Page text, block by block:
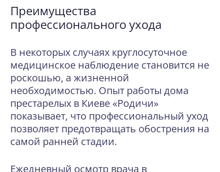
Преимущества
профессионального ухода
В некоторых случаях круглосуточное
медицинское наблюдение становится не
роскошью, а жизненной
необходимостью. Опыт работы дома
престарелых в Киеве «Родичи»
показывает, что профессиональный уход
позволяет предотвращать обострения на
самой ранней стадии.
Ежедневный осмотр врача в